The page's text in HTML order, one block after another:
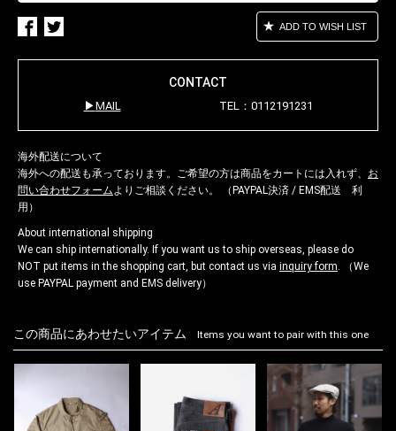
ADD TO WISH LIST
CONTACT
MAIL TEL：0112191231
海外配送について
海外への配送も承っております。ご希望の方は商品をカートには入れず、 お
問い合わせフォームよりご相談ください。 （PAYPAL決済 / EMS配送 利
用）
About international shipping
We can ship internationally. If you want us to ship overseas, please do
NOT put items in the shopping cart, but contact us via inquiry form. （We
use PAYPAL payment and EMS delivery）
この商品にあわせたいアイテム Items you want to pair with this one